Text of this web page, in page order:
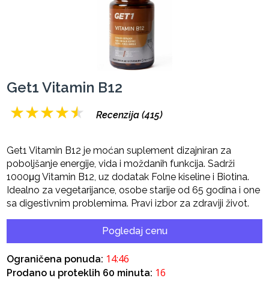
Get1 Vitamin B12
★★★★★ Recenzija (415)
Get1 Vitamin B12 je moćan suplement dizajniran za
poboljšanje energije, vida i moždanih funkcija. Sadrži
1000μg Vitamin B12, uz dodatak Folne kiseline i Biotina.
Idealno za vegetarijance, osobe starije od 65 godina i one
sa digestivnim problemima. Pravi izbor za zdraviji život.
Pogledaj cenu
Ograničena ponuda: 14:45
Prodano u proteklih 60 minuta: 16